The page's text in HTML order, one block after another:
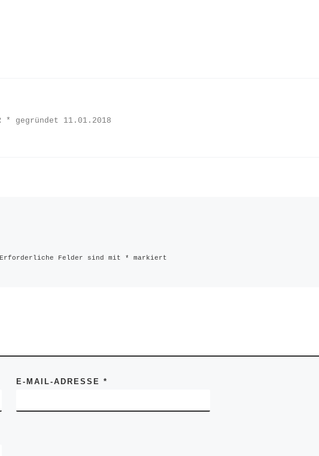
* gegründet 11.01.2018
Erforderliche Felder sind mit * markiert
E-MAIL-ADRESSE*